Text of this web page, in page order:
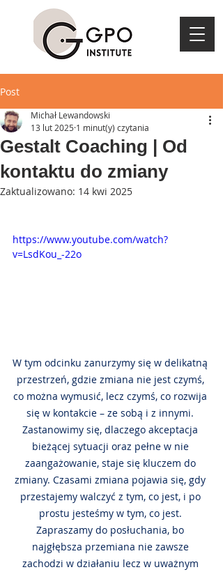
Post
Gestalt Coaching | Od
kontaktu do zmiany
Michał Lewandowski
13 lut 2025 1 minut(y) czytania
Zaktualizowano: 14 kwi 2025
https://www.youtube.com/watch?
v=LsdKou_-22o
W tym odcinku zanurzymy się w delikatną
przestrzeń, gdzie zmiana nie jest czymś,
co można wymusić, lecz czymś, co rozwija
się w kontakcie – ze sobą i z innymi.
Zastanowimy się, dlaczego akceptacja
bieżącej sytuacji oraz pełne w nie
zaangażowanie, staje się kluczem do
zmiany. Czasami zmiana pojawia się, gdy
przestajemy walczyć z tym, co jest, i po
prostu jesteśmy w tym, co jest.
Zapraszamy do posłuchania, bo
najgłębsza przemiana nie zawsze
zachodzi w działaniu lecz w uważnym